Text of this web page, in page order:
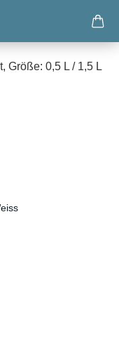
Größe: 0,5 L / 1,5 L